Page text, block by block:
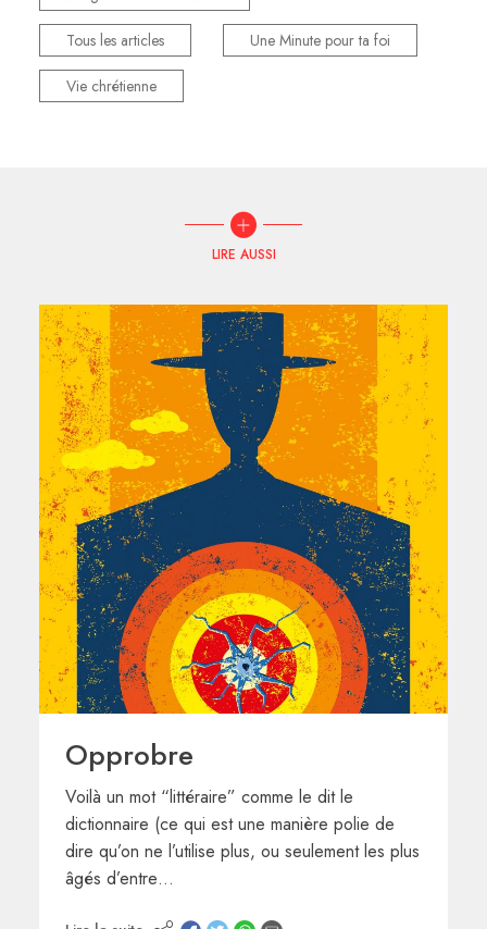
Tous les articles Une Minute pour ta foi
Vie chrétienne
LIRE AUSSI
Opprobre
Voilà un mot “littéraire” comme le dit le
dictionnaire (ce qui est une manière polie de
dire qu’on ne l’utilise plus, ou seulement les plus
âgés d’entre…